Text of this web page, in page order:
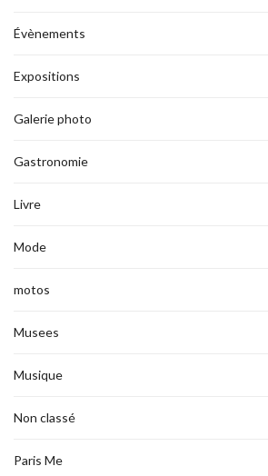
Évènements
Expositions
Galerie photo
Gastronomie
Livre
Mode
motos
Musees
Musique
Non classé
Paris Me